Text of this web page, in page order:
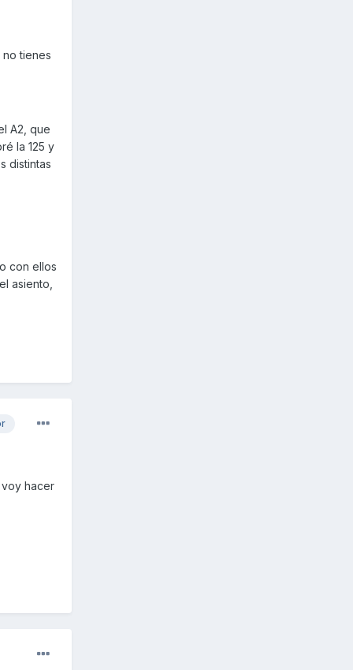
tienes
A2, que
la 125 y
distintas
con ellos
asiento,
hacer